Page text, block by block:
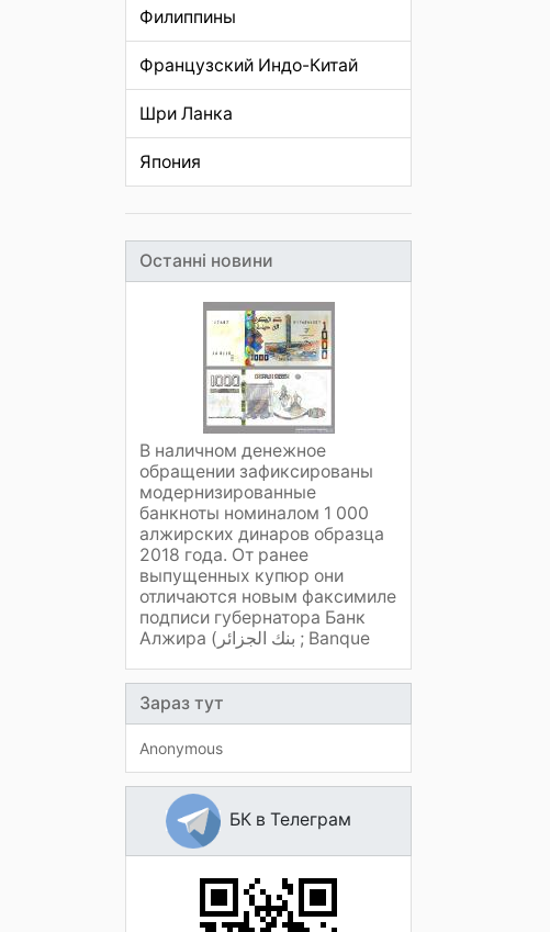
Филиппины
Французский Индо-Китай
Шри Ланка
Япония
Останні новини
В наличном денежное
обращении зафиксированы
модернизированные
банкноты номиналом 1 000
алжирских динаров образца
2018 года. От ранее
выпущенных купюр они
отличаются новым факсимиле
подписи губернатора Банк
Алжира (بنك الجزائر ; Banque
Зараз тут
Anonymous
БК в Телеграм